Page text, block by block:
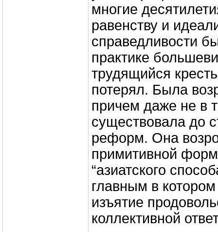
многие
равенству и
справедливости
практике
трудящийся
потерял. Была
причем даже не в
существовала до
реформ. Она
примитивной
“азиатского
главным в
изъятие
коллективной